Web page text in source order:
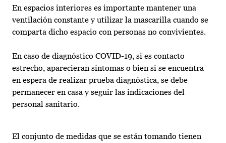
En espacios interiores es importante mantener una
ventilación constante y utilizar la mascarilla cuando se
comparta dicho espacio con personas no convivientes.
En caso de diagnóstico COVID-19, si es contacto
estrecho, aparecieran síntomas o bien si se encuentra
en espera de realizar prueba diagnóstica, se debe
permanecer en casa y seguir las indicaciones del
personal sanitario.
El conjunto de medidas que se están tomando tienen